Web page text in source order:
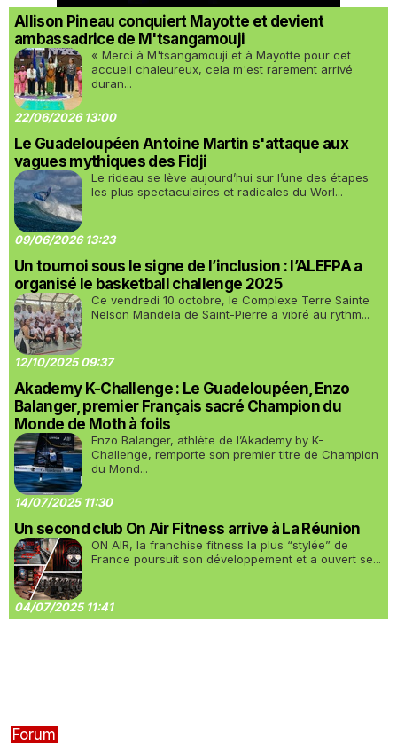
Allison Pineau conquiert Mayotte et devient
ambassadrice de M'tsangamouji
« Merci à M'tsangamouji et à Mayotte pour cet
accueil chaleureux, cela m'est rarement arrivé
duran...
22/06/2026 13:00
Le Guadeloupéen Antoine Martin s'attaque aux
vagues mythiques des Fidji
Le rideau se lève aujourd’hui sur l’une des étapes
les plus spectaculaires et radicales du Worl...
09/06/2026 13:23
Un tournoi sous le signe de l’inclusion : l’ALEFPA a
organisé le basketball challenge 2025
Ce vendredi 10 octobre, le Complexe Terre Sainte
Nelson Mandela de Saint-Pierre a vibré au rythm...
12/10/2025 09:37
Akademy K-Challenge : Le Guadeloupéen, Enzo
Balanger, premier Français sacré Champion du
Monde de Moth à foils
Enzo Balanger, athlète de l’Akademy by K-
Challenge, remporte son premier titre de Champion
du Mond...
14/07/2025 11:30
Un second club On Air Fitness arrive à La Réunion
ON AIR, la franchise fitness la plus “stylée” de
France poursuit son développement et a ouvert se...
04/07/2025 11:41
Forum